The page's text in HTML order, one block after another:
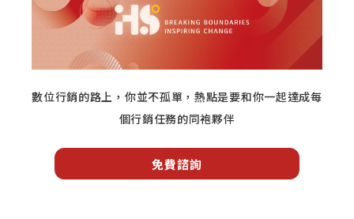
數位行銷的路上，你並不孤單，熱點是要和你一起達成每
個行銷任務的同袍夥伴
免費諮詢